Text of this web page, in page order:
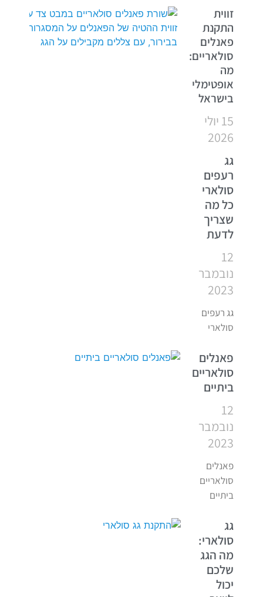
זווית
התקנת
פאנלים
סולאריים:
מה
אופטימלי
בישראל
15 יולי
2026
גג
רעפים
סולארי
כל מה
שצריך
לדעת
12
נובמבר
2023
גג רעפים
סולארי
פאנלים
סולאריים
ביתיים
12
נובמבר
2023
פאנלים
סולאריים
ביתיים
גג
סולארי:
מה הגג
שלכם
יכול